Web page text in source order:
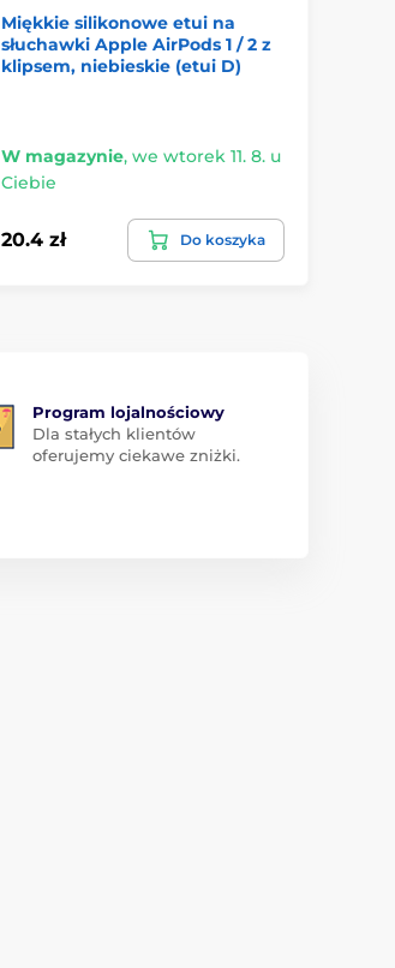
Miękkie silikonowe etui na
słuchawki Apple AirPods 1 / 2 z
klipsem, niebieskie (etui D)
W magazynie, we wtorek 11. 8. u
Ciebie
20.4 zł Do koszyka
Program lojalnościowy
Dla stałych klientów
oferujemy ciekawe zniżki.